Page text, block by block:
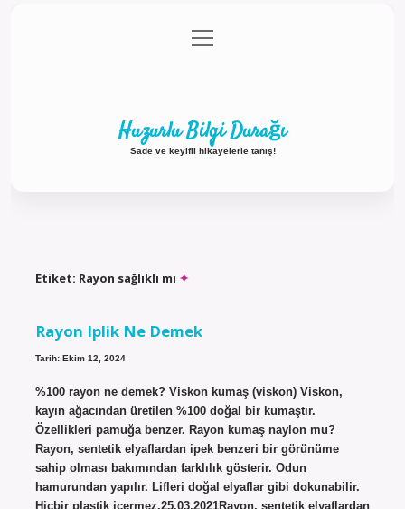
Gizlilik Politikası
menüyü
aç
Huzurlu Bilgi Durağı
Sade ve keyifli hikayelerle tanış!
Etiket: Rayon sağlıklı mı
Rayon Iplik Ne Demek
Tarih: Ekim 12, 2024
%100 rayon ne demek? Viskon kumaş (viskon) Viskon,
kayın ağacından üretilen %100 doğal bir kumaştır.
Özellikleri pamuğa benzer. Rayon kumaş naylon mu?
Rayon, sentetik elyaflardan ipek benzeri bir görünüme
sahip olması bakımından farklılık gösterir. Odun
hamurundan yapılır. Lifleri doğal elyaflar gibi dokunabilir.
Hiçbir plastik içermez.25.03.2021Rayon, sentetik elyaflardan